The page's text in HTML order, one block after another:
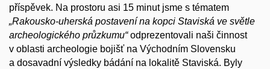
příspěvek. Na prostoru asi 15 minut jsme s tématem
„Rakousko-uherská postavení na kopci Staviská ve světle
archeologického průzkumu“odprezentovali naši činnost
v oblasti archeologie bojišť na Východním Slovensku
a dosavadní výsledky bádání na lokalitě Staviská. Byly